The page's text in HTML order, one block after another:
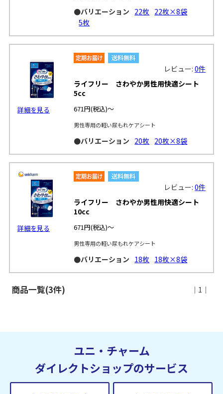
●バリエーション 22枚 22枚×8袋
5枚
詳細を見る
レビュー:0件
ライフリー さわやか男性用快適シート
5cc
671円(税込)～
男性専用の軽い尿もれケアシート
●バリエーション 20枚 20枚×8袋
詳細を見る
レビュー:0件
ライフリー さわやか男性用快適シート
10cc
671円(税込)～
男性専用の軽い尿もれケアシート
●バリエーション 18枚 18枚×8袋
商品一覧(3件) ｜1｜
ユニ・チャーム
ダイレクトショップのサービス